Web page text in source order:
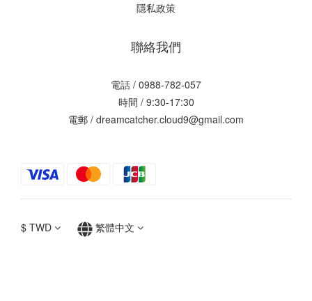
隱私政策
聯絡我們
電話 / 0988-782-057
時間 / 9:30-17:30
電郵 / dreamcatcher.cloud9@gmail.com
$ TWD 繁體中文